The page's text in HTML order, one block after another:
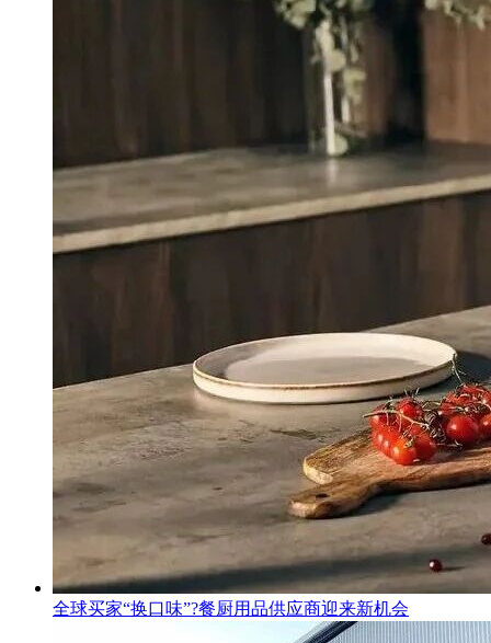
全球买家“换口味”?餐厨用品供应商迎来新机会